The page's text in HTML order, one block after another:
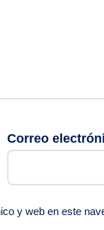
Correo
y web en este